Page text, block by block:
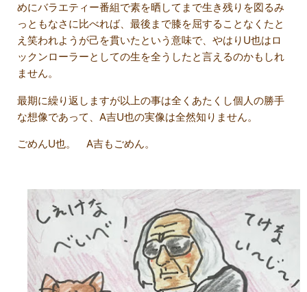
めにバラエティー番組で素を晒してまで生き残りを図るみ
っともなさに比べれば、最後まで膝を屈することなくたと
え笑われようが己を貫いたという意味で、やはりU也はロ
ックンローラーとしての生を全うしたと言えるのかもしれ
ません。
最期に繰り返しますが以上の事は全くあたくし個人の勝手
な想像であって、A吉U也の実像は全然知りません。
ごめんU也。 A吉もごめん。